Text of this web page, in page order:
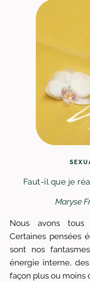
Faut-il que je
Maryse
Nous avons tous une sexualité inconsciente.
Certaines pensées
sont nos
énergie interne,
façon plus ou moins